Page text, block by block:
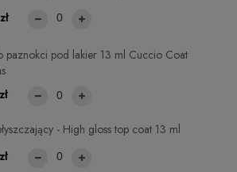
- High gloss top coat 13 ml
paznokci pod lakier 13 ml Cuccio Coat